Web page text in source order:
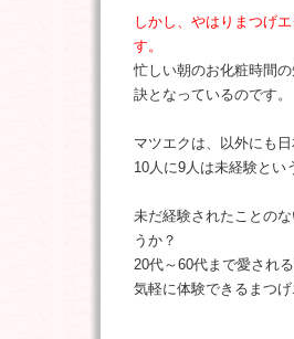
しかし、やはりまつげ
す。
忙しい朝のお化粧時間
訣となっているのです。
マツエクは、以外にも
10人に9人は未経験とい
未だ経験されたことの
うか？
20代～60代まで愛される
気軽に体験できるまつ